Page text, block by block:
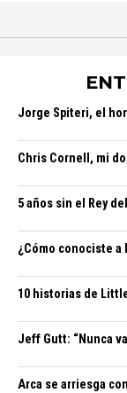
Jorge Spiteri, el
Chris Cornell, mi
5 años sin el Rey
¿Cómo conociste a
10 historias de
Jeff Gutt: “Nunca
Arca se arriesga